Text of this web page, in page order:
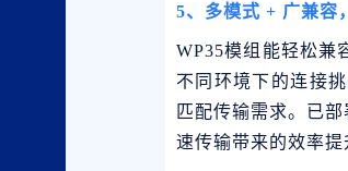
5、 多模式 + 广兼容
WP35模组能轻松兼
不同环境下的连接
匹配传输需求。已
速传输带来的效率提